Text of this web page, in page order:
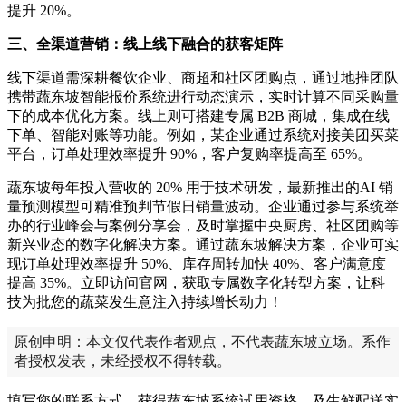
提升 20%。
三、全渠道营销：线上线下融合的获客矩阵
线下渠道需深耕餐饮企业、商超和社区团购点，通过地推团队
携带蔬东坡智能报价系统进行动态演示，实时计算不同采购量
下的成本优化方案。线上则可搭建专属 B2B 商城，集成在线
下单、智能对账等功能。例如，某企业通过系统对接美团买菜
平台，订单处理效率提升 90%，客户复购率提高至 65%。
蔬东坡每年投入营收的 20% 用于技术研发，最新推出的AI 销
量预测模型可精准预判节假日销量波动。企业通过参与系统举
办的行业峰会与案例分享会，及时掌握中央厨房、社区团购等
新兴业态的数字化解决方案。通过蔬东坡解决方案，企业可实
现订单处理效率提升 50%、库存周转加快 40%、客户满意度
提高 35%。立即访问官网，获取专属数字化转型方案，让科
技为批您的蔬菜发生意注入持续增长动力！
原创申明：本文仅代表作者观点，不代表蔬东坡立场。系作
者授权发表，未经授权不得转载。